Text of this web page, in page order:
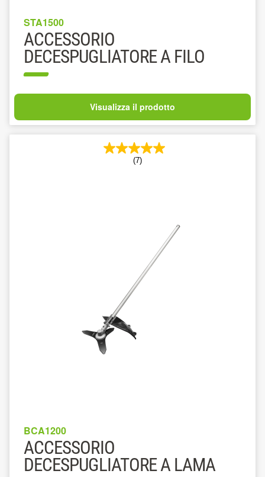
STA1500
ACCESSORIO
DECESPUGLIATORE A FILO
Visualizza il prodotto
(7)
BCA1200
ACCESSORIO
DECESPUGLIATORE A LAMA